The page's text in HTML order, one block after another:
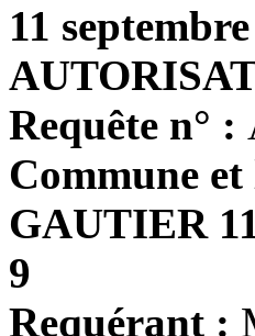
11
Requête n° :
Commune
GAUTIER
9
Requérant :